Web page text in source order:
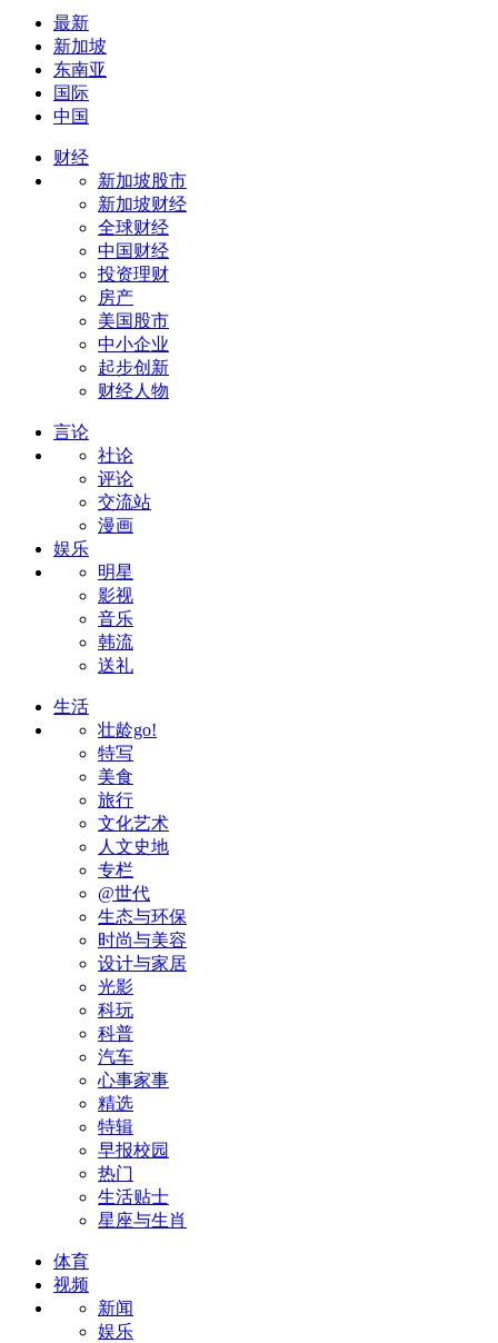
最新
新加坡
东南亚
国际
中国
财经
新加坡股市
新加坡财经
全球财经
中国财经
投资理财
房产
美国股市
中小企业
起步创新
财经人物
言论
社论
评论
交流站
漫画
娱乐
明星
影视
音乐
韩流
送礼
生活
壮龄go!
特写
美食
旅行
文化艺术
人文史地
专栏
@世代
生态与环保
时尚与美容
设计与家居
光影
科玩
科普
汽车
心事家事
精选
特辑
早报校园
热门
生活贴士
星座与生肖
体育
视频
新闻
娱乐